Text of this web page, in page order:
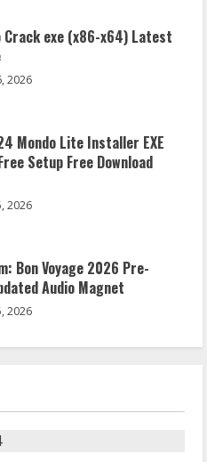
exe (x86-x64) Latest
2026
Mondo Lite Installer EXE
Setup Frее Download
2026
Bon Voyage 2026 Pre-
Audio Magnet
2026